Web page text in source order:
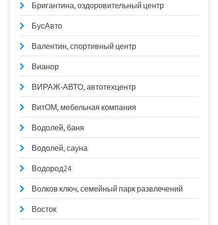
Бригантина, оздоровительный центр
БусАвто
Валентин, спортивный центр
Вианор
ВИРАЖ-АВТО, автотехцентр
ВитОМ, мебельная компания
Водолей, баня
Водолей, сауна
Водород24
Волков ключ, семейный парк развлечений
Восток